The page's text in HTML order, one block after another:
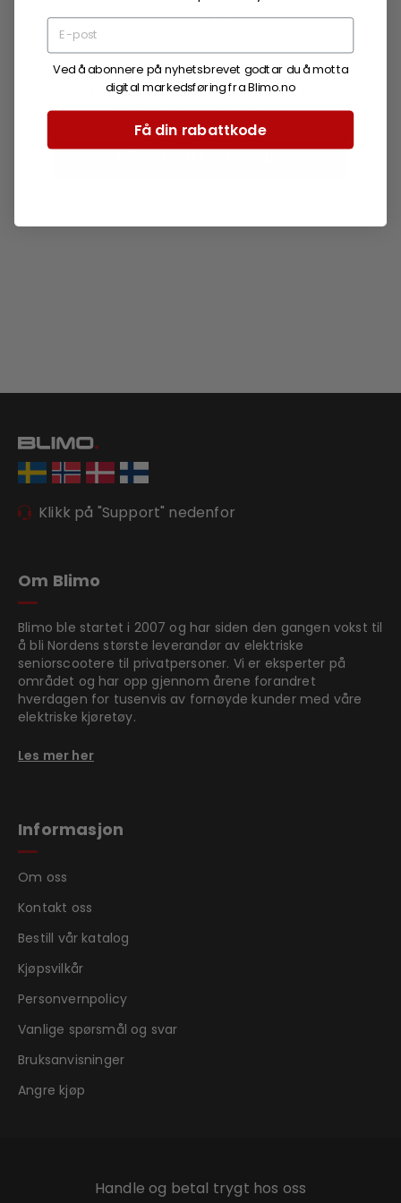
tipsene.
Ved å abonnere godtar du å motta digital
markedsføring fra Blimo.no.
Klikk på "Support" nedenfor
Om Blimo
Blimo ble startet i 2007 og har siden den gangen vokst til
å bli Nordens største leverandør av elektriske
seniorscootere til privatpersoner. Vi er eksperter på
området og har opp gjennom årene forandret
hverdagen for tusenvis av fornøyde kunder med våre
elektriske kjøretøy.
Les mer her
Informasjon
Om oss
Kontakt oss
Bestill vår katalog
Kjøpsvilkår
Personvernpolicy
Vanlige spørsmål og svar
Bruksanvisninger
Angre kjøp
Handle og betal trygt hos oss
Ved å abonnere på nyhetsbrevet godtar du å motta
digital markedsføring fra Blimo.no
Få din rabattkode